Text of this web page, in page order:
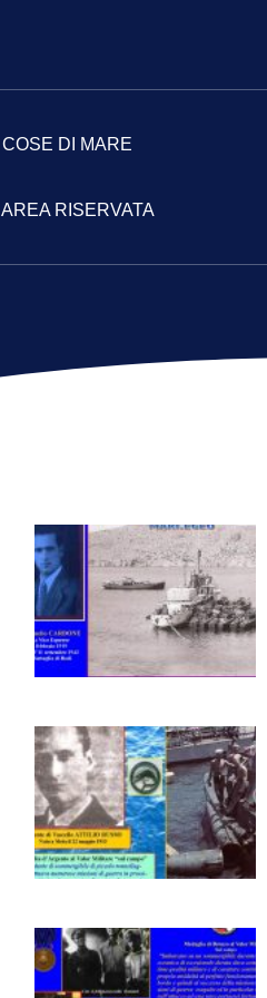
COSE DI MARE
AREA RISERVATA